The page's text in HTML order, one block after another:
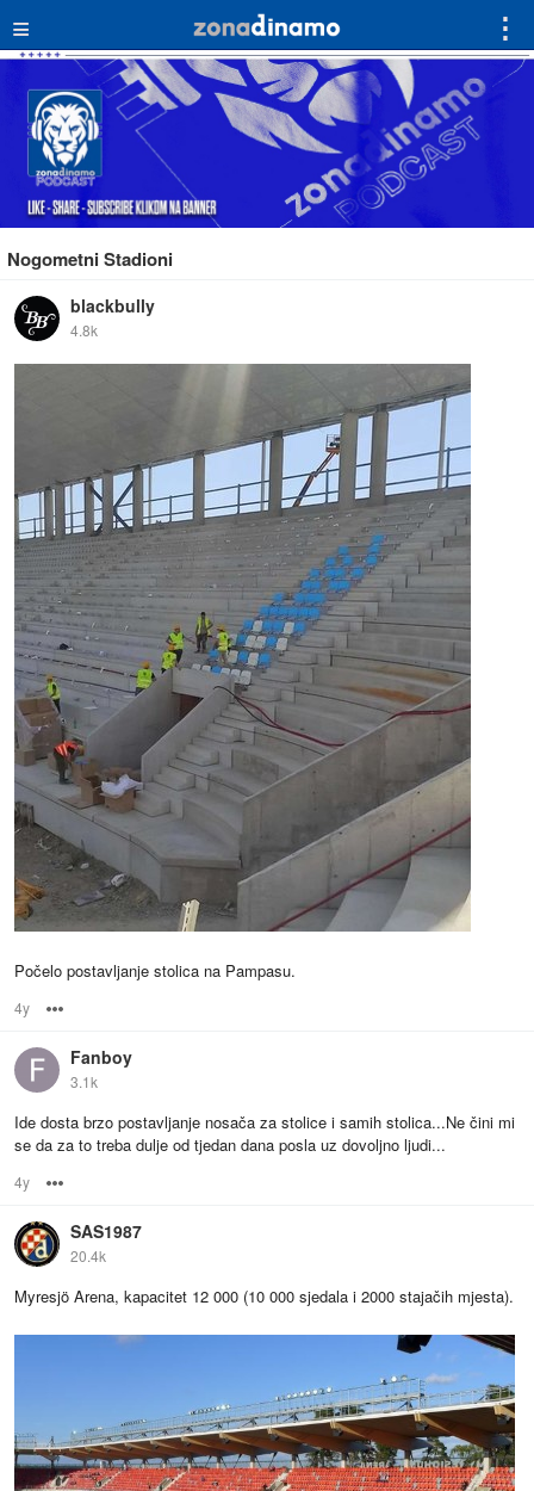
≡ ⋮
Nogometni Stadioni
blackbully
4.8k
Počelo postavljanje stolica na Pampasu.
4y
Fanboy
3.1k
Ide dosta brzo postavljanje nosača za stolice i samih stolica...Ne čini mi
se da za to treba dulje od tjedan dana posla uz dovoljno ljudi...
4y
SAS1987
20.4k
Myresjö Arena, kapacitet 12 000 (10 000 sjedala i 2000 stajačih mjesta).